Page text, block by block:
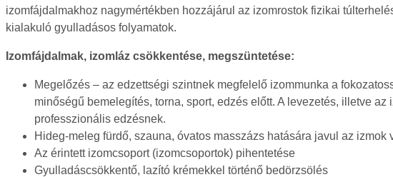
izomfájdalmakhoz nagymértékben hozzájárul az izomrostok fizikai
kialakuló gyulladásos folyamatok.
Izomfájdalmak, izomláz csökkentése, megszüntetése:
Megelőzés – az edzettségi szintnek megfelelő izommunka a
minőségű bemelegítés, torna, sport, edzés előtt. A levezetés, illetve
professzionális edzésnek.
Hideg-meleg fürdő, szauna, óvatos masszázs hatására javul az
Az érintett izomcsoport (izomcsoportok) pihentetése
Gyulladáscsökkentő, lazító krémekkel történő bedörzsölés